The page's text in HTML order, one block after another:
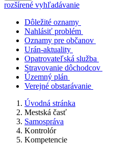
rozšírené vyhľadávanie
Dôležité oznamy
Nahlásiť problém
Oznamy pre občanov
Urán-aktuality
Opatrovateľská služba
Stravovanie dôchodcov
Územný plán
Verejné obstarávanie
Úvodná stránka
Mestská časť
Samospráva
Kontrolór
Kompetencie